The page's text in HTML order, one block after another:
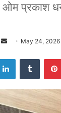
ओम प्रकाश
Send May 24, 2026
LinkedInTumblr